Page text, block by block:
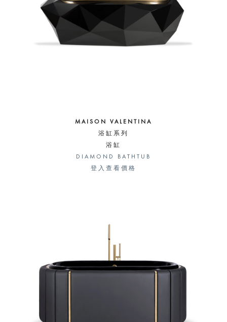
MAISON VALENTINA
浴缸系列
浴缸
DIAMOND BATHTUB
登入查看價格